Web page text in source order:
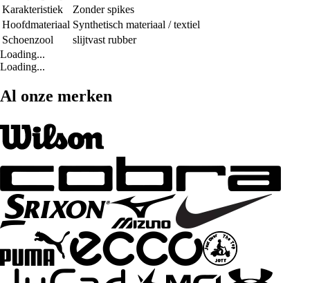
Karakteristiek
Zonder spikes
Hoofdmateriaal Synthetisch materiaal / textiel
Schoenzool
slijtvast rubber
Loading...
Loading...
Al onze merken